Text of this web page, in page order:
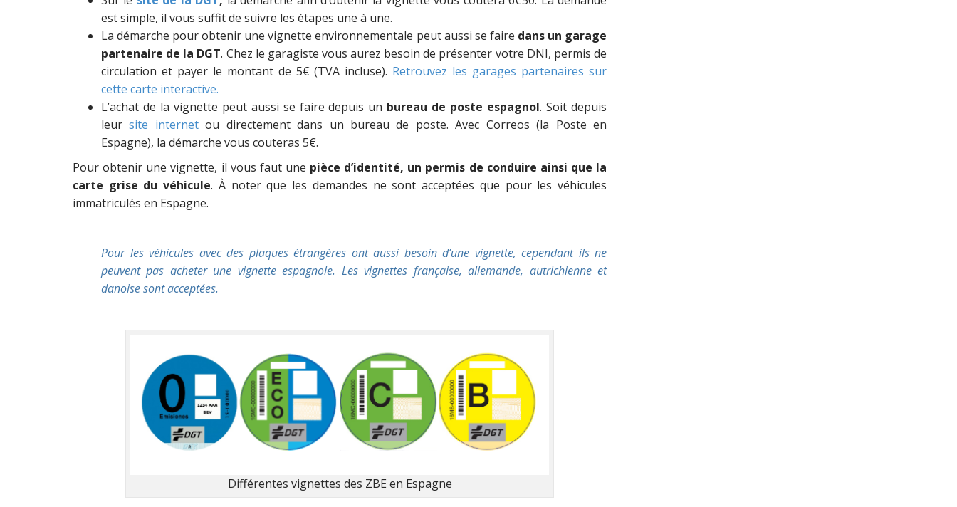
est simple, il vous suffit de suivre les étapes une à une.
La démarche pour obtenir une vignette environnementale peut aussi se faire dans un garage
partenaire de la DGT. Chez le garagiste vous aurez besoin de présenter votre DNI, permis de
circulation et payer le montant de 5€ (TVA incluse). Retrouvez les garages partenaires sur
cette carte interactive.
L’achat de la vignette peut aussi se faire depuis un bureau de poste espagnol. Soit depuis
leursite internetou directement dans un bureau de poste. Avec Correos (la Poste en
Espagne), la démarche vous couteras 5€.
Pour obtenir une vignette, il vous faut une pièce d’identité, un permis de conduire ainsi que la
carte grise du véhicule. À noter que les demandes ne sont acceptées que pour les véhicules
immatriculés en Espagne.
Pour les véhicules avec des plaques étrangères ont aussi besoin d’une vignette, cependant ils ne
peuvent pas acheter une vignette espagnole. Les vignettes française, allemande, autrichienne et
danoise sont acceptées.
Différentes vignettes des ZBE en Espagne